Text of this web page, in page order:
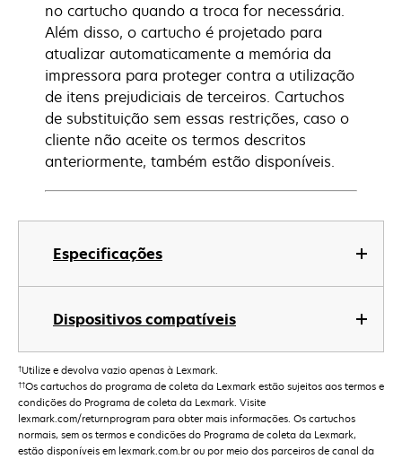
Especificações
Dispositivos compatíveis
no cartucho quando a troca for necessária.
Além disso, o cartucho é projetado para
atualizar automaticamente a memória da
impressora para proteger contra a utilização
de itens prejudiciais de terceiros. Cartuchos
de substituição sem essas restrições, caso o
cliente não aceite os termos descritos
anteriormente, também estão disponíveis.
†Utilize e devolva vazio apenas à Lexmark.
††Os cartuchos do programa de coleta da Lexmark estão sujeitos aos termos e
condições do Programa de coleta da Lexmark. Visite
lexmark.com/returnprogram para obter mais informações. Os cartuchos
normais, sem os termos e condições do Programa de coleta da Lexmark,
estão disponíveis em lexmark.com.br ou por meio dos parceiros de canal da